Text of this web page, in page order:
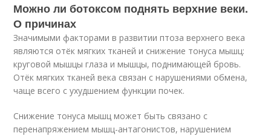
Можно ли ботоксом поднять верхние веки.
О причинах
Значимыми факторами в развитии птоза верхнего века
являются отёк мягких тканей и снижение тонуса мышц:
круговой мышцы глаза и мышцы, поднимающей бровь.
Отёк мягких тканей века связан с нарушениями обмена,
чаще всего с ухудшением функции почек.
Снижение тонуса мышц может быть связано с
перенапряжением мышц-антагонистов, нарушением